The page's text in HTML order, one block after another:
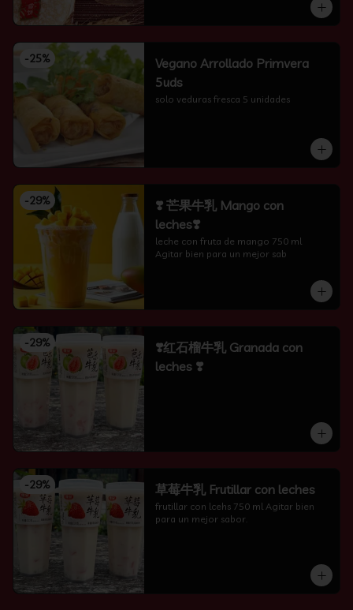
-25%
Vegano Arrollado Primvera
5uds
solo veduras fresca 5 unidades
-29%
❣️ 芒果牛乳 Mango con
leches❣️
leche con fruta de mango 750 ml
Agitar bien para un mejor sab
-29%
❣️红石榴牛乳 Granada con
leches ❣️
-29% 草莓牛乳 Frutillar con leches
frutillar con lcehs 750 ml Agitar bien
para un mejor sabor.